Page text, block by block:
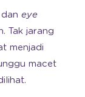
eye
Tak jarang
menjadi
macet